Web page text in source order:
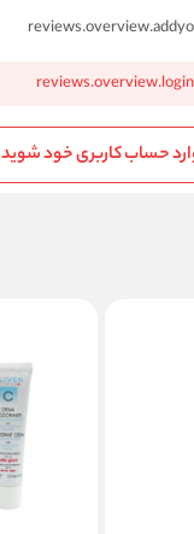
حساب کاربری خود شوید